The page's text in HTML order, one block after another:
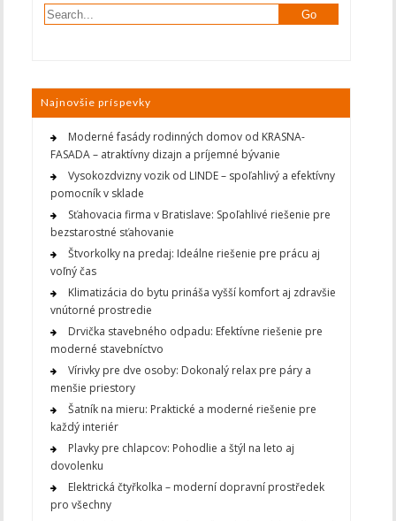
Najnovšie príspevky
Moderné fasády rodinných domov od KRASNA-
FASADA – atraktívny dizajn a príjemné bývanie
Vysokozdvizny vozik od LINDE – spoľahlivý a efektívny
pomocník v sklade
Sťahovacia firma v Bratislave: Spoľahlivé riešenie pre
bezstarostné sťahovanie
Štvorkolky na predaj: Ideálne riešenie pre prácu aj
voľný čas
Klimatizácia do bytu prináša vyšší komfort aj zdravšie
vnútorné prostredie
Drvička stavebného odpadu: Efektívne riešenie pre
moderné stavebníctvo
Vírivky pre dve osoby: Dokonalý relax pre páry a
menšie priestory
Šatník na mieru: Praktické a moderné riešenie pre
každý interiér
Plavky pre chlapcov: Pohodlie a štýl na leto aj
dovolenku
Elektrická čtyřkolka – moderní dopravní prostředek
pro všechny